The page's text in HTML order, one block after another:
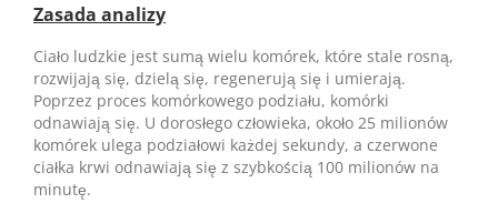
Zasada analizy
Ciało ludzkie jest sumą wielu komórek, które stale rosną,
rozwijają się, dzielą się, regenerują się i umierają.
Poprzez proces komórkowego podziału, komórki
odnawiają się. U dorosłego człowieka, około 25 milionów
komórek ulega podziałowi każdej sekundy, a czerwone
ciałka krwi odnawiają się z szybkością 100 milionów na
minutę.